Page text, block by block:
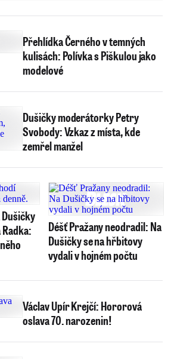
Přehlídka Černého v temných
kulisách: Polívka s Piškulou jako
modelové
Dušičky moderátorky Petry
Svobody: Vzkaz z místa, kde
zemřel manžel
Dušičky
Déšť Pražany neodradil: Na
Dušičky se na hřbitovy
vydali v hojném počtu
Václav Upír Krejčí: Hororová
oslava 70. narozenin!